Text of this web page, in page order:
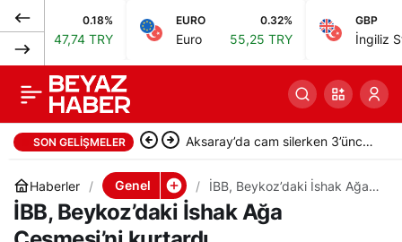
47,74 TRY
EURO
Euro 55,25 TRY
GBP
İngiliz Sterlini
SON GELIŞMELER Aksaray’da cam silerken 3’üncü
kattan düştü, ağır yaralandı
Haberler Genel
İBB, Beykoz’daki İshak Ağa
Çeşmesi’ni kurtardı
İBB, Beykoz’daki İshak Ağa
Bafra’da park
halindeki otomobil
yandı, kullanılmaz
Paylaş